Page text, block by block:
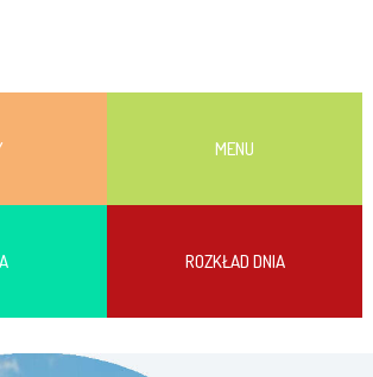
MENU
ROZKŁAD DNIA